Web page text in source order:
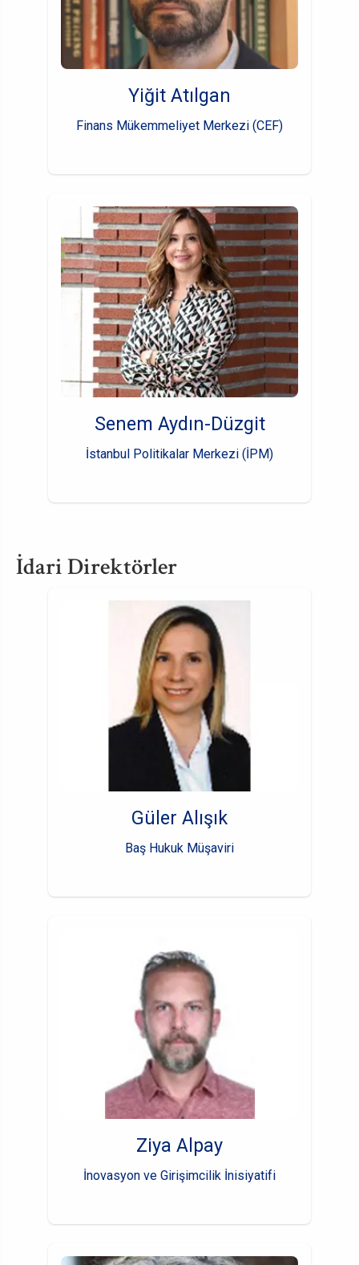
Yiğit Atılgan
Finans Mükemmeliyet Merkezi (CEF)
Senem Aydın-Düzgit
İstanbul Politikalar Merkezi (İPM)
İdari Direktörler
Güler Alışık
Baş Hukuk Müşaviri
Ziya Alpay
İnovasyon ve Girişimcilik İnisiyatifi